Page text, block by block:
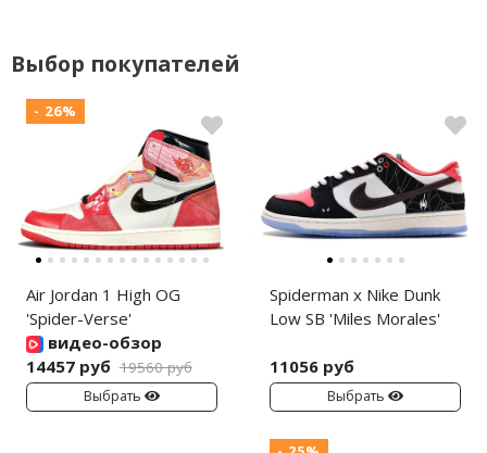
Выбор покупателей
- 26%
Air Jordan 1 High OG
'Spider-Verse'
видео-обзор
14457 руб 19560 руб
Выбрать
Spiderman x Nike Dunk
Low SB 'Miles Morales'
11056 руб
Выбрать